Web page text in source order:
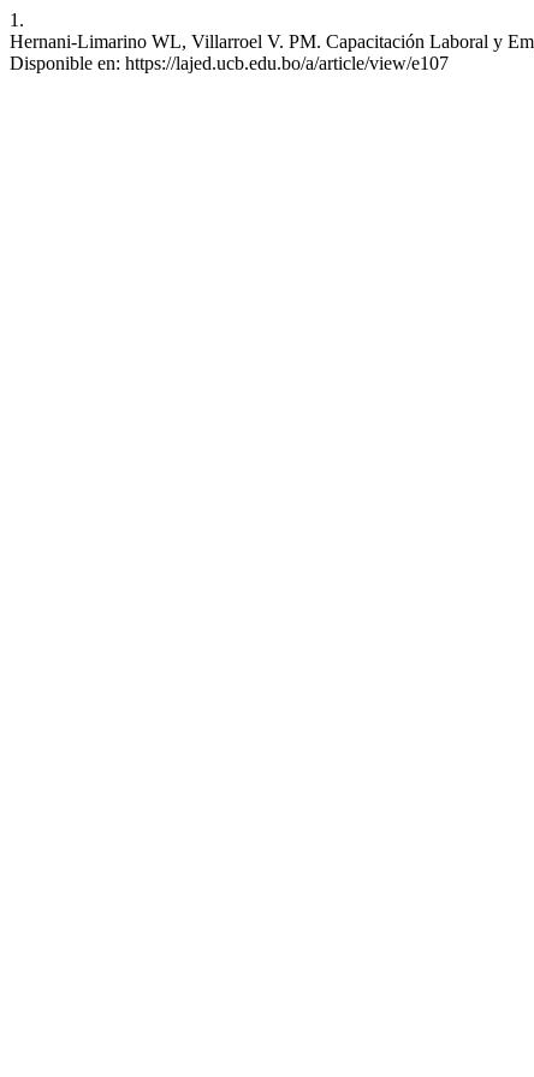
1.
Hernani-Limarino WL, Villarroel V. PM. Capacitación Laboral y
Disponible en: https://lajed.ucb.edu.bo/a/article/view/e107